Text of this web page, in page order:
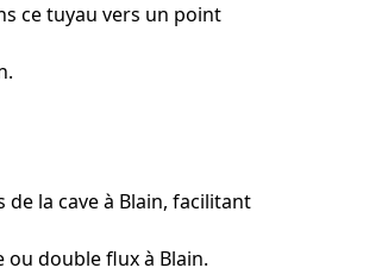
ce tuyau vers un point
la cave à Blain, facilitant
ou double flux à Blain.